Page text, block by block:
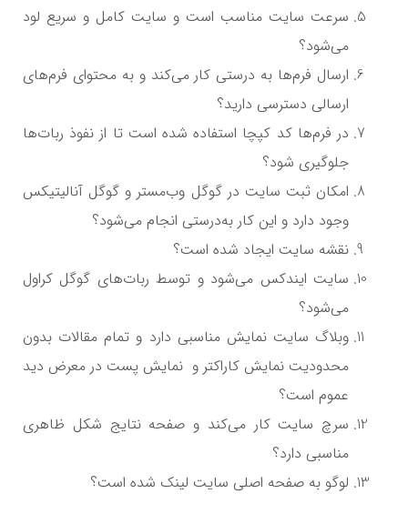
سرعت سایت مناسب است و سایت کامل و سریع لود
می‌شود؟
ارسال فرم‌ها به درستی کار می‌کند و به محتوای فرم‌های
ارسالی دسترسی دارید؟
در فرم‌ها کد کپچا استفاده شده است تا از نفوذ ربات‌ها
جلوگیری شود؟
امکان ثبت سایت در گوگل وب‌مستر و گوگل آنالیتیکس
وجود دارد و این کار به‌درستی انجام می‌شود؟
نقشه سایت ایجاد شده است؟
سایت ایندکس می‌شود و توسط ربات‌های گوگل کراول
می‌شود؟
وبلاگ سایت نمایش مناسبی دارد و تمام مقالات بدون
محدودیت نمایش کاراکتر و نمایش پست در معرض دید
عموم است؟
سرچ سایت کار می‌کند و صفحه نتایج شکل ظاهری
مناسبی دارد؟
لوگو به صفحه اصلی سایت لینک شده است؟